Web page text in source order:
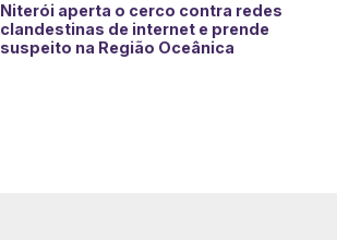
Niterói aperta o cerco contra redes
clandestinas de internet e prende
suspeito na Região Oceânica